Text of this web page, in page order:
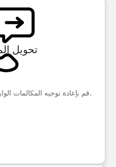
تحويل
قم بإعادة توجيه المكالمات الواردة إلى رقم هاتف أو جهاز آخر.